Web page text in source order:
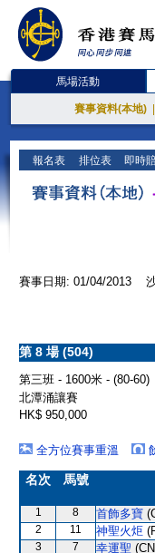
馬場活動
賽事資料(本地)
報名表 排位表 即時
賽事日期: 01/04/2013
第 8 場 (504)
第三班 - 1600米 - (80-60)
北潭涌讓賽
HK$ 950,000
全方位賽事重溫
名次 馬號
1 8 首飾多寶
2 11 神聖火炬
3 7 幸運聖